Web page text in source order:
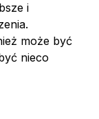
i
może być
nieco